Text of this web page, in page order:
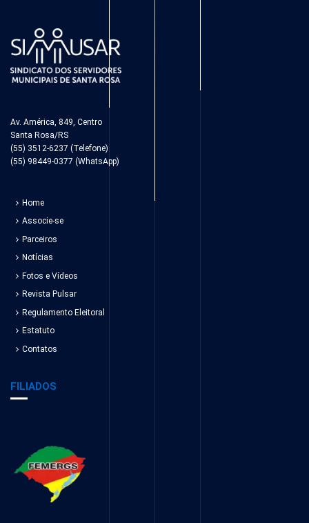
Av. América, 849, Centro
Santa Rosa/RS
(55) 3512-6237 (Telefone)
(55) 98449-0377 (WhatsApp)
Home
Associe-se
Parceiros
Notícias
Fotos e Vídeos
Revista Pulsar
Regulamento Eleitoral
Estatuto
Contatos
FILIADOS